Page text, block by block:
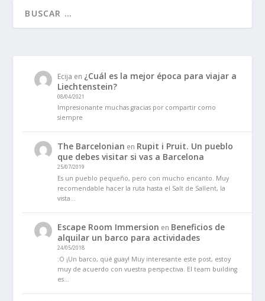
Ecija en ¿Cuál es la mejor época para viajar a
Liechtenstein?
08/04/2021
Impresionante muchas gracias por compartir como
siempre
The Barcelonian en Rupit i Pruit. Un pueblo
que debes visitar si vas a Barcelona
25/07/2019
Es un pueblo pequeño, pero con mucho encanto. Muy
recomendable hacer la ruta hasta el Salt de Sallent, la
vista…
Escape Room Immersion en Beneficios de
alquilar un barco para actividades
24/05/2018
:O ¡Un barco, qué guay! Muy interesante este post, estoy
muy de acuerdo con vuestra perspectiva. El team building
es…